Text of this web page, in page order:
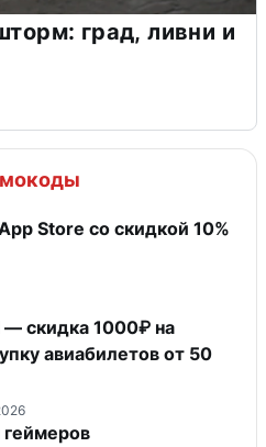
град, ливни и
Store со скидкой 10%
— скидка 1000₽ на
авиабилетов от 50